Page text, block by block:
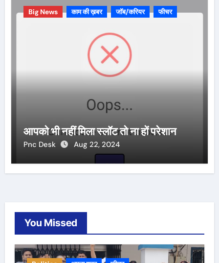
Big News काम की ख़बर जॉब/करियर फीचर
आपको भी नहीं मिला स्लॉट तो ना हों परेशान
Pnc Desk Aug 22, 2024
You Missed